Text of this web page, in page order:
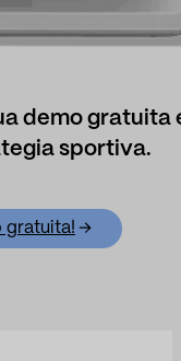
demo gratuita
sportiva.
gratuita!